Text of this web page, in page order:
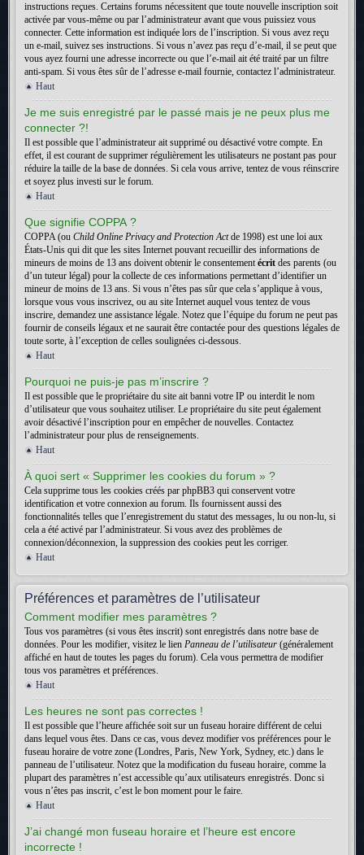
instructions reçues. Certains forums nécessitent que toute nouvelle inscription soit
activée par vous-même ou par l’administrateur avant que vous puissiez vous
connecter. Cette information est indiquée lors de l’inscription. Si vous avez reçu
un e-mail, suivez ses instructions. Si vous n’avez pas reçu d’e-mail, il se peut que
vous ayez fourni une adresse incorrecte ou que l’e-mail ait été traité par un filtre
anti-spam. Si vous êtes sûr de l’adresse e-mail fournie, contactez l’administrateur.
Haut
Je me suis enregistré par le passé mais je ne peux plus me
connecter ?!
Il est possible que l’administrateur ait supprimé ou désactivé votre compte. En
effet, il est courant de supprimer régulièrement les utilisateurs ne postant pas pour
réduire la taille de la base de données. Si cela vous arrive, tentez de vous réinscrire
et soyez plus investi sur le forum.
Haut
Que signifie COPPA ?
COPPA (ou Child Online Privacy and Protection Actde 1998) est une loi aux
États-Unis qui dit que les sites Internet pouvant recueillir des informations de
mineurs de moins de 13 ans doivent obtenir le consentementécrit des parents (ou
d’un tuteur légal) pour la collecte de ces informations permettant d’identifier un
mineur de moins de 13 ans. Si vous n’êtes pas sûr que cela s’applique à vous,
lorsque vous vous inscrivez, ou au site Internet auquel vous tentez de vous
inscrire, demandez une assistance légale. Notez que l’équipe du forum ne peut pas
fournir de conseils légaux et ne saurait être contactée pour des questions légales de
toute sorte, à l’exception de celles soulignées ci-dessous.
Haut
Pourquoi ne puis-je pas m’inscrire ?
Il est possible que le propriétaire du site ait banni votre IP ou interdit le nom
d’utilisateur que vous souhaitez utiliser. Le propriétaire du site peut également
avoir désactivé l’inscription pour en empêcher de nouvelles. Contactez
l’administrateur pour plus de renseignements.
Haut
À quoi sert « Supprimer les cookies du forum » ?
Cela supprime tous les cookies créés par phpBB3 qui conservent votre
identification et votre connexion au forum. Ils fournissent aussi des
fonctionnalités telles que l’enregistrement du statut des messages, lu ou non-lu, si
cela a été activé par l’administrateur. Si vous avez des problèmes de
connexion/déconnexion, la suppression des cookies peut les corriger.
Haut
Préférences et paramètres de l’utilisateur
Comment modifier mes paramètres ?
Tous vos paramètres (si vous êtes inscrit) sont enregistrés dans notre base de
données. Pour les modifier, visitez le lien Panneau de l’utilisateur (généralement
affiché en haut de toutes les pages du forum). Cela vous permettra de modifier
tous vos paramètres et préférences.
Haut
Les heures ne sont pas correctes !
Il est possible que l’heure affichée soit sur un fuseau horaire différent de celui
dans lequel vous êtes. Dans ce cas, vous devez modifier vos préférences pour le
fuseau horaire de votre zone (Londres, Paris, New York, Sydney, etc.) dans le
panneau de l’utilisateur. Notez que la modification du fuseau horaire, comme la
plupart des paramètres n’est accessible qu’aux utilisateurs enregistrés. Donc si
vous n’êtes pas inscrit, c’est le bon moment pour le faire.
Haut
J’ai changé mon fuseau horaire et l’heure est encore
incorrecte !